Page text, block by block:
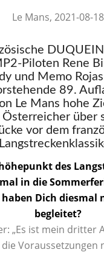
Le Mans, 2021-08-18
Piloten Rene
und Memo
89.
Le Mans hohe
Österreicher über
vor dem
des
in die
Dich diesmal
begleitet?
„Es ist mein dritter
die Voraussetzungen